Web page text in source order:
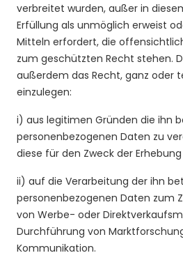
verbreitet wurden, außer in
Erfüllung als unmöglich erweist
Mitteln erfordert, die
zum geschützten Recht stehen.
außerdem das Recht, ganz oder
einzulegen:
i) aus legitimen Gründen die ihn
personenbezogenen Daten zu
diese für den Zweck der
ii) auf die Verarbeitung der ihn
personenbezogenen Daten zum
von Werbe- oder
Durchführung von
Kommunikation.